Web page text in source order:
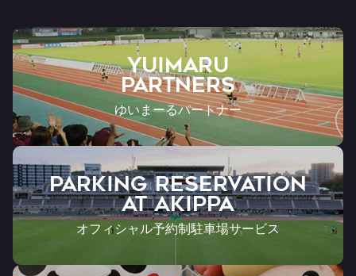
YUIMARU
Partners
ゆいまーるパートナー
PARKING RESERVATION
AT Akippa
オフィシャル予約制駐車場サービス